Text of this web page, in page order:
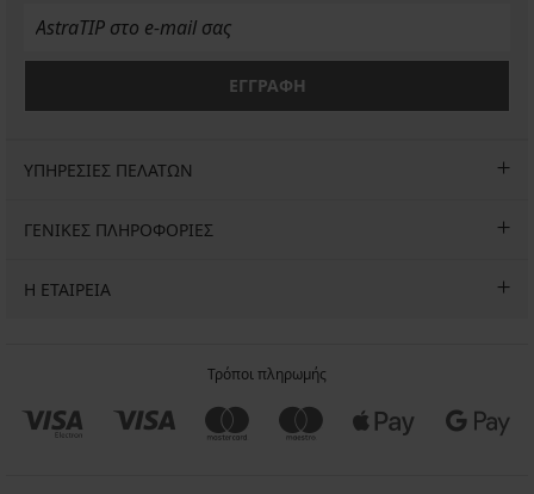
ΕΓΓΡΑΦΗ
ΥΠΗΡΕΣΙΕΣ ΠΕΛΑΤΩΝ
ΓΕΝΙΚΕΣ ΠΛΗΡΟΦΟΡΙΕΣ
Η ΕΤΑΙΡΕΙΑ
Τρόποι πληρωμής